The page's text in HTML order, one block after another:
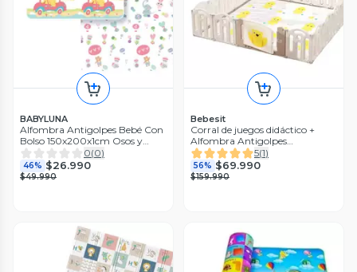
BABYLUNA
Alfombra Antigolpes Bebé Con
Bolso 150x200x1cm Osos y
Viajes
0(0)
46% $26.990
$49.990
Bebesit
Corral de juegos didáctico +
Alfombra Antigolpes
120x120x48cm
5(1)
56% $69.990
$159.990